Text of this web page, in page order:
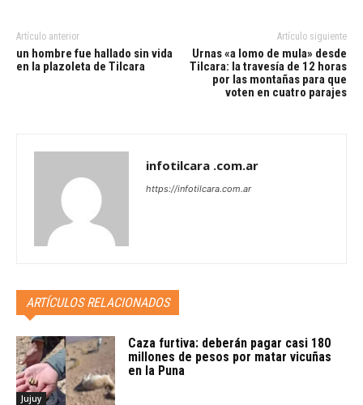
Artículo anterior
un hombre fue hallado sin vida
en la plazoleta de Tilcara
Artículo siguiente
Urnas «a lomo de mula» desde
Tilcara: la travesía de 12 horas
por las montañas para que
voten en cuatro parajes
infotilcara .com.ar
https://infotilcara.com.ar
ARTÍCULOS RELACIONADOS
Jujuy
Caza furtiva: deberán pagar casi 180
millones de pesos por matar vicuñas
en la Puna